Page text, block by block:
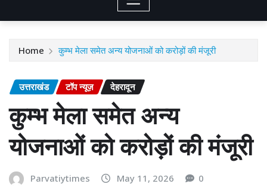
Home कुम्भ मेला समेत अन्य योजनाओं को करोड़ों की मंजूरी
उत्तराखंड टॉप न्यूज़ देहरादून
कुम्भ मेला समेत अन्य
योजनाओं को करोड़ों की मंजूरी
Parvatiytimes May 11, 2026 0